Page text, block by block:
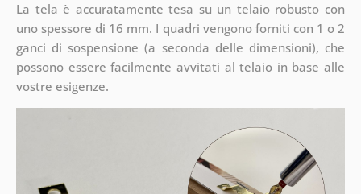
La tela è accuratamente tesa su un telaio robusto con
uno spessore di 16 mm. I quadri vengono forniti con 1 o 2
ganci di sospensione (a seconda delle dimensioni), che
possono essere facilmente avvitati al telaio in base alle
vostre esigenze.